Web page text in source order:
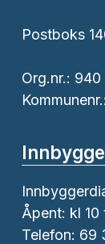
Postboks
Org.nr.:
Åpent: kl 10
Telefon: 69